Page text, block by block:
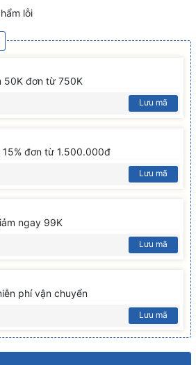
lỗi
50K đơn từ 750K
Lưu mã
15% đơn từ 1.500.000đ
Lưu mã
ngay 99K
Lưu mã
phí vận chuyển
Lưu mã